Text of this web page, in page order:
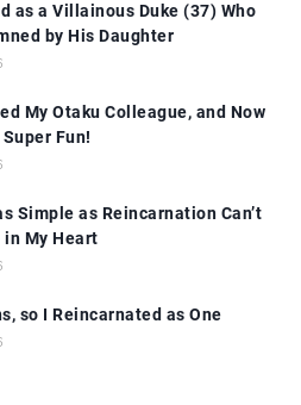
as a Villainous Duke (37) Who
by His Daughter
My Otaku Colleague, and Now
Fun!
Simple as Reincarnation Can’t
My Heart
so I Reincarnated as One